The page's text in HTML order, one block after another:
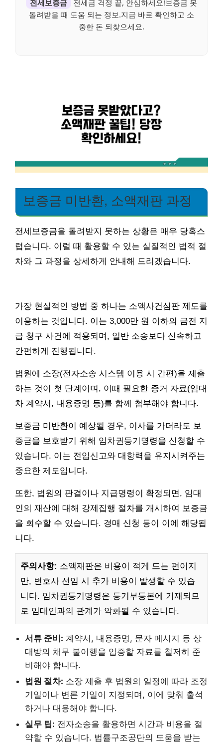
전세보증금
전세금 걱정 끝, 안심하세요!보증금 못
돌려받을 때 도움 되는 정보.지금 바로 확인하고 소
중한 돈 되찾으세요.
보증금 미반환, 소액재판 과정
전세보증금을 돌려받지 못하는 상황은 매우 당혹스
럽습니다. 이럴 때 활용할 수 있는 실질적인 법적 절
차와 그 과정을 상세하게 안내해 드리겠습니다.
가장 현실적인 방법 중 하나는 소액사건심판 제도를
이용하는 것입니다. 이는 3,000만 원 이하의 금전 지
급 청구 사건에 적용되며, 일반 소송보다 신속하고
간편하게 진행됩니다.
법원에 소장(전자소송 시스템 이용 시 간편)을 제출
하는 것이 첫 단계이며, 이때 필요한 증거 자료(임대
차 계약서, 내용증명 등)를 함께 첨부해야 합니다.
보증금 미반환이 예상될 경우, 이사를 가더라도 보
증금을 보호받기 위해 임차권등기명령을 신청할 수
있습니다. 이는 전입신고와 대항력을 유지시켜주는
중요한 제도입니다.
또한, 법원의 판결이나 지급명령이 확정되면, 임대
인의 재산에 대해 강제집행 절차를 개시하여 보증금
을 회수할 수 있습니다. 경매 신청 등이 이에 해당됩
니다.
주의사항: 소액재판은 비용이 적게 드는 편이지
만, 변호사 선임 시 추가 비용이 발생할 수 있습
니다. 임차권등기명령은 등기부등본에 기재되므
로 임대인과의 관계가 악화될 수 있습니다.
서류 준비: 계약서, 내용증명, 문자 메시지 등 상
대방의 채무 불이행을 입증할 자료를 철저히 준
비해야 합니다.
법원 절차: 소장 제출 후 법원의 일정에 따라 조정
기일이나 변론 기일이 지정되며, 이에 맞춰 출석
하거나 대응해야 합니다.
실무 팁: 전자소송을 활용하면 시간과 비용을 절
약할 수 있습니다. 법률구조공단의 도움을 받는